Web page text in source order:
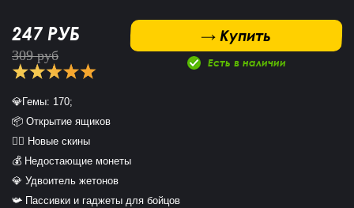
247 РУБ
309 руб
→ Купить
Купить
Есть в наличии
💎Гемы: 170;
📦 Открытие ящиков
🧝‍♀ Новые скины
💰 Недостающие монеты
💎 Удвоитель жетонов
📯 Пассивки и гаджеты для бойцов